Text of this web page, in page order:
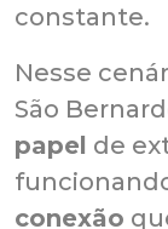
constante.
Nesse
São
papel de
conexão